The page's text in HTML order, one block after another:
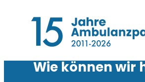
Wie können wir